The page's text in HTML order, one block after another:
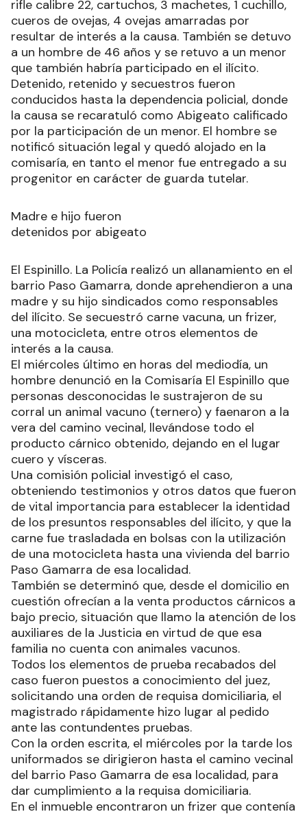
rifle calibre 22, cartuchos, 3 machetes, 1 cuchillo,
cueros de ovejas, 4 ovejas amarradas por
resultar de interés a la causa. También se detuvo
a un hombre de 46 años y se retuvo a un menor
que también habría participado en el ilícito.
Detenido, retenido y secuestros fueron
conducidos hasta la dependencia policial, donde
la causa se recaratuló como Abigeato calificado
por la participación de un menor. El hombre se
notificó situación legal y quedó alojado en la
comisaría, en tanto el menor fue entregado a su
progenitor en carácter de guarda tutelar.
Madre e hijo fueron
detenidos por abigeato
El Espinillo. La Policía realizó un allanamiento en el
barrio Paso Gamarra, donde aprehendieron a una
madre y su hijo sindicados como responsables
del ilícito. Se secuestró carne vacuna, un frizer,
una motocicleta, entre otros elementos de
interés a la causa.
El miércoles último en horas del mediodía, un
hombre denunció en la Comisaría El Espinillo que
personas desconocidas le sustrajeron de su
corral un animal vacuno (ternero) y faenaron a la
vera del camino vecinal, llevándose todo el
producto cárnico obtenido, dejando en el lugar
cuero y vísceras.
Una comisión policial investigó el caso,
obteniendo testimonios y otros datos que fueron
de vital importancia para establecer la identidad
de los presuntos responsables del ilícito, y que la
carne fue trasladada en bolsas con la utilización
de una motocicleta hasta una vivienda del barrio
Paso Gamarra de esa localidad.
También se determinó que, desde el domicilio en
cuestión ofrecían a la venta productos cárnicos a
bajo precio, situación que llamo la atención de los
auxiliares de la Justicia en virtud de que esa
familia no cuenta con animales vacunos.
Todos los elementos de prueba recabados del
caso fueron puestos a conocimiento del juez,
solicitando una orden de requisa domiciliaria, el
magistrado rápidamente hizo lugar al pedido
ante las contundentes pruebas.
Con la orden escrita, el miércoles por la tarde los
uniformados se dirigieron hasta el camino vecinal
del barrio Paso Gamarra de esa localidad, para
dar cumplimiento a la requisa domiciliaria.
En el inmueble encontraron un frizer que contenía